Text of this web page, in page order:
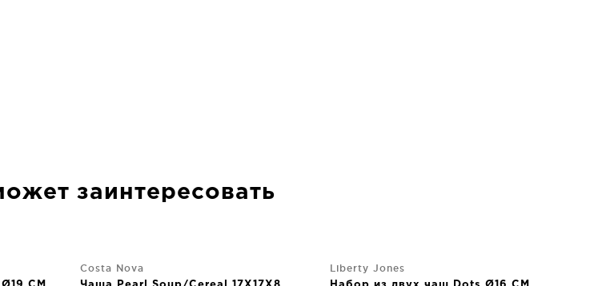
заинтересовать
Costa Nova Liberty Jones